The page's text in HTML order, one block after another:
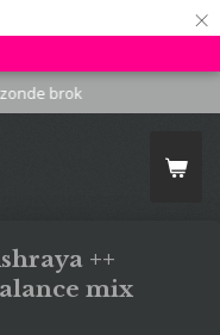
×
brok
++
mix